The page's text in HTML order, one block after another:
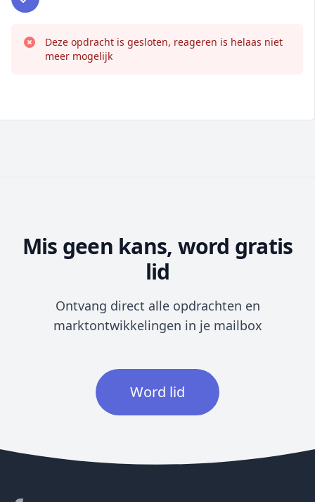
Deze opdracht is gesloten, reageren is helaas niet
meer mogelijk
Mis geen kans, word gratis
lid
Ontvang direct alle opdrachten en
marktontwikkelingen in je mailbox
Word lid